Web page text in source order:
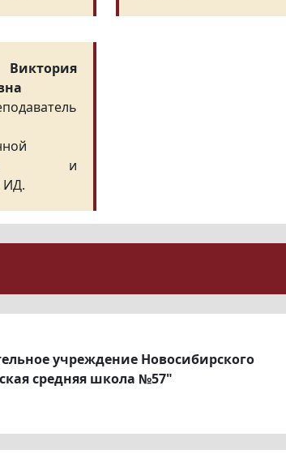
и
ИД.
учреждение Новосибирского
средняя школа №57"